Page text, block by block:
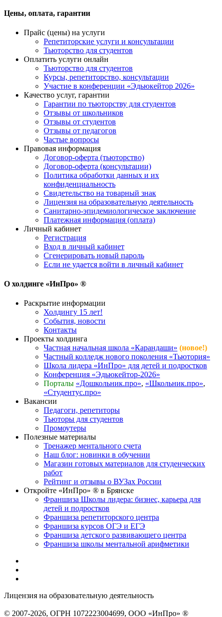
Цены, оплата, гарантии
Прайс (цены) на услуги
Репетиторские услуги и консультации
Тьюторство для студентов
Оплатить услуги онлайн
Тьюторство для студентов
Курсы, репетиторство, консультации
Участие в конференции «Эдьюкейтор 2026»
Качество услуг, гарантии
Гарантии по тьюторству для студентов
Отзывы от школьников
Отзывы от студентов
Отзывы от педагогов
Частые вопросы
Правовая информация
Договор-оферта (тьюторство)
Договор-оферта (консультации)
Политика обработки данных и их
конфиденциальность
Свидетельство на товарный знак
Лицензия на образовательную деятельность
Санитарно-эпидемиологическое заключение
Платежная информация (оплата)
Личный кабинет
Регистрация
Вход в личный кабинет
Сгенерировать новый пароль
Если не удается войти в личный кабинет
О холдинге «ИнПро» ®
Раскрытие информации
Холдингу 15 лет!
События, новости
Контакты
Проекты холдинга
Частная начальная школа «Карандаши» (новое!)
Частный колледж нового поколения «Тьютория»
Школа лидера «ИнПро» для детей и подростков
Конференция «Эдьюкейтор-2026»
Порталы «Дошкольник.про», «Школьник.про»,
«Студентус.про»
Вакансии
Педагоги, репетиторы
Тьюторы для студентов
Промоутеры
Полезные материалы
Тренажер ментального счета
Наш блог: новинки в обучении
Магазин готовых материалов для студенческих
работ
Рейтинг и отзывы о ВУЗах России
Откройте «ИнПро» ® в Брянске
Франшиза Школы лидера: бизнес, карьера для
детей и подростков
Франшиза репетиторского центра
Франшиза курсов ОГЭ и ЕГЭ
Франшиза детского развивающего центра
Франшиза школы ментальной арифметики
Лицензия на образовательную деятельность
© 2007-2026, ОГРН 1072223004699, ООО «ИнПро» ®